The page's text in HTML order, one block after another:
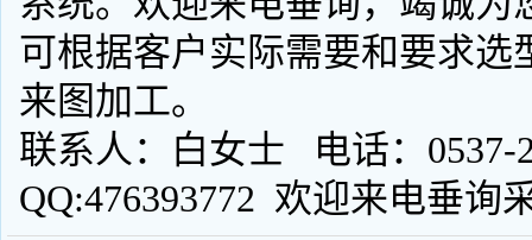
可根据客户实际需要和要求
来图加工。
联系人：白女士 电话：0537-
QQ:476393772 欢迎来电垂询